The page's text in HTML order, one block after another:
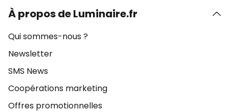
À propos de Luminaire.fr
Qui sommes-nous ?
Newsletter
SMS News
Coopérations marketing
Offres promotionnelles